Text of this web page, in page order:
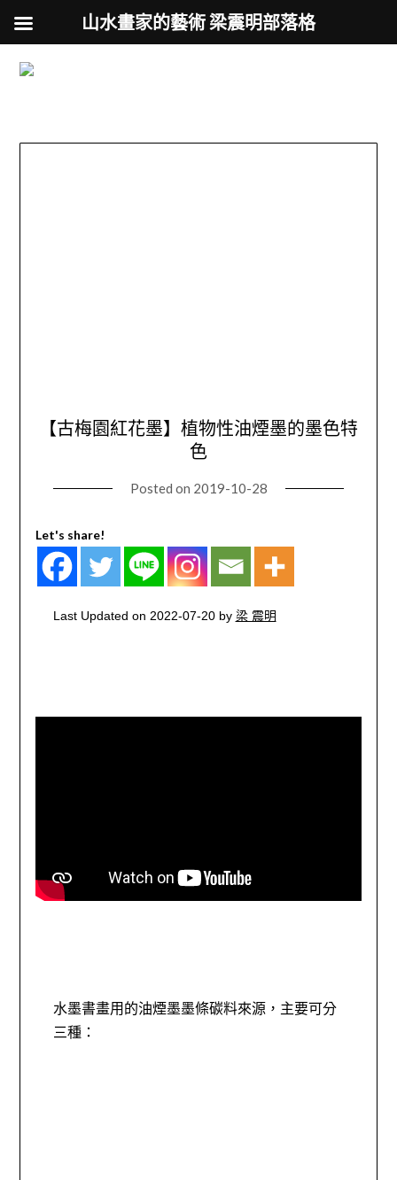
【古梅園紅花墨】植物性油煙墨的墨色特
色
Posted on 2019-10-28
Let's share!
Last Updated on 2022-07-20 by 梁 震明
水墨書畫用的油煙墨墨條碳料來源，主要可分
三種：
山水畫家的藝術 梁震明部落格